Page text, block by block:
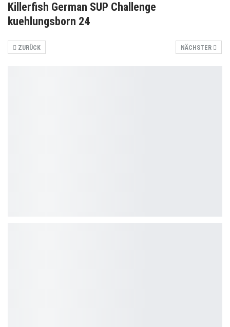
Killerfish German SUP Challenge
kuehlungsborn 24
NÄCHSTER
ZURÜCK